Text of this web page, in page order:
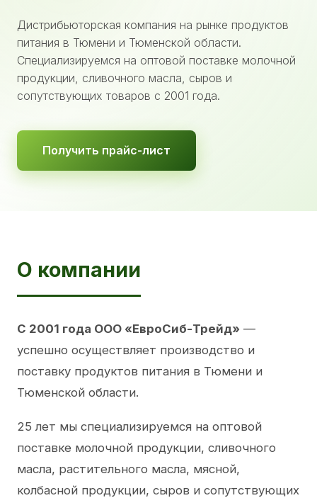
Дистрибьюторская компания на рынке продуктов
питания в Тюмени и Тюменской области.
Специализируемся на оптовой поставке молочной
продукции, сливочного масла, сыров и
сопутствующих товаров с 2001 года.
Получить прайс-лист
О компании
С 2001 года ООО «ЕвроСиб-Трейд» —
успешно осуществляет производство и
поставку продуктов питания в Тюмени и
Тюменской области.
25 лет мы специализируемся на оптовой
поставке молочной продукции, сливочного
масла, растительного масла, мясной,
колбасной продукции, сыров и сопутствующих